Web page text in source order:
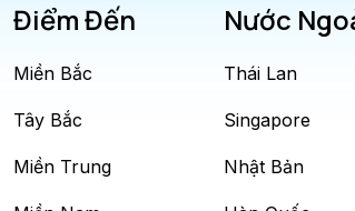
Điểm Đến
Miền Bắc
Tây Bắc
Miền Trung
Nước
Thái Lan
Singapore
Nhật Bản